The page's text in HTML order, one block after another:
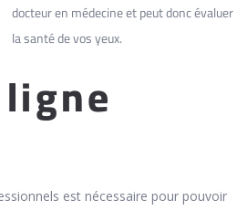
docteur en médecine et peut donc évaluer
la santé de vos yeux.
est nécessaire pour pouvoir